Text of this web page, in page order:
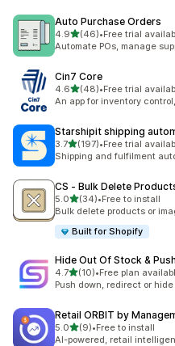
Auto Purchase Orders
4.95つ星中
(46)
合計レビュー数：46件
•Free trial
Automate POs, manage
Cin7 Core
4.65つ星中
(48)
合計レビュー数：48件
•Free trial
An app for inventory
Starshipit shipping
3.75つ星中
(197)
合計レビュー数：197件
•Free trial
Shipping and fulfilment
CS ‑ Bulk Delete
5.05つ星中
(34)
合計レビュー数：34件
•Free to install
Bulk delete products or
Built for Shopify
Hide Out Of Stock &
4.75つ星中
(10)
合計レビュー数：10件
•Free plan
Push down, redirect or
Retail ORBIT by
5.05つ星中
(9)
合計レビュー数：9件
•Free to install
AI-powered, retail